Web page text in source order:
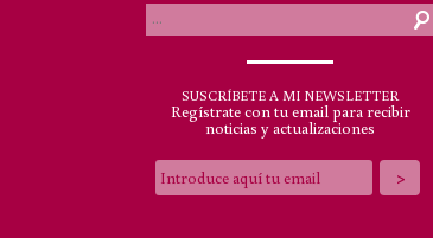
SUSCRÍBETE A MI NEWSLETTER
Regístrate con tu email para recibir
noticias y actualizaciones